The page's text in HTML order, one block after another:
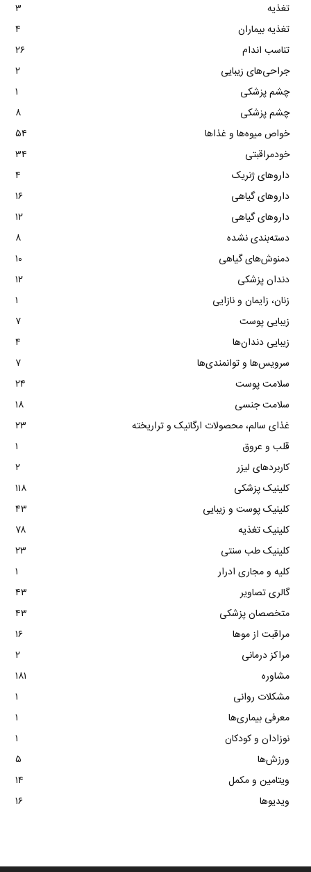
تغذیه
۳
تغذیه بیماران
۴
تناسب اندام
۲۶
جراحی‌های زیبایی
۲
چشم پزشکی
۱
چشم پزشکی
۸
خواص میوه‌ها و غذاها
۵۴
خودمراقبتی
۳۴
داروهای ژنریک
۴
داروهای گیاهی
۱۶
داروهای گیاهی
۱۲
دسته‌بندی نشده
۸
دمنوش‌های گیاهی
۱۰
دندان پزشکی
۱۲
زنان، زایمان و نازایی
۱
زیبایی پوست
۷
زیبایی دندان‌ها
۴
سرویس‌ها و توانمندی‌ها
۷
سلامت پوست
۲۴
سلامت جنسی
۱۸
غذای سالم، محصولات ارگانیک و تراریخته
۲۳
قلب و عروق
۱
کاربردهای لیزر
۲
کلینیک پزشکی
۱۱۸
کلینیک پوست و زیبایی
۴۳
کلینیک تغذیه
۷۸
کلینیک طب سنتی
۲۳
کلیه و مجاری ادرار
۱
گالری تصاویر
۴۳
متخصصان پزشکی
۴۳
مراقبت از موها
۱۶
مراکز درمانی
۲
مشاوره
۱۸۱
مشکلات روانی
۱
معرفی بیماری‌ها
۱
نوزادان و کودکان
۱
ورزش‌ها
۵
ویتامین و مکمل
۱۴
ویدیوها
۱۶